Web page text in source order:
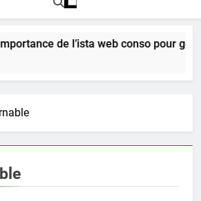
de l’ista web conso pour